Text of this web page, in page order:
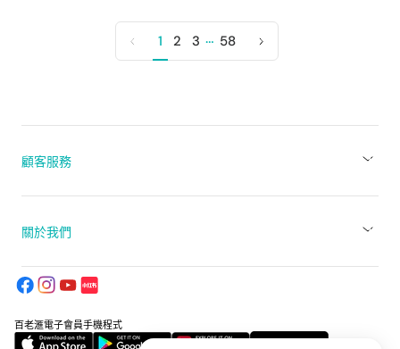
1 2 3 … 58
顧客服務
關於我們
百老滙電子會員手機程式